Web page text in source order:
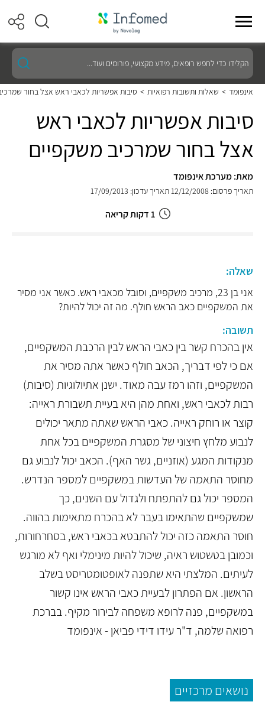
הקלידו
כדי
לחפש
רופאים,
מידע
פורומים
ועוד...
אינפומד > שאלות ותשובות רפואיות > סיבות אפשריות לכאבי ראש אצל בחור
סיבות אפשריות לכאבי ראש
אצל בחור שמרכיב משקפיים
מאת: מערכת אינפומד
תאריך פרסום: 12/12/2008 תאריך עדכון: 17/09/2013
1 דקות קריאה
שאלה:
אני בן 23, מרכיב משקפיים, וסובל מכאבי ראש. כאשר אני מסיר
את המשקפיים כאב הראש חולף. מה זה יכול להיות?
תשובה:
אין בהכרח קשר בין כאבי הראש לבין הרכבת המשקפיים,
אם כי לפי דבריך, הכאב חולף כאשר אתה מסיר את
המשקפיים, וזהו רמז עבה מאוד. ישנן אתיולוגיות (סיבות)
רבות לכאבי ראש, ואחת מהן היא בעיית תשבורת ראייה:
קוצר או רוחק ראייה. כאבי הראש שאתה מתאר יכולים
לנבוע מלחץ חיצוני של מסגרת המשקפיים בכל אחת
מנקודות המגע (אוזניים, גשר האף). הכאב יכול לנבוע גם
מחוסר התאמה של העדשות במשקפיים למספר הנדרש.
המספר יכול גם להתפתח ולגדול עם השנים, כך
שמשקפיים שהתאימו בעבר לא בהכרח מתאימות בהווה.
חוסר התאמה כזה יכול להתבטא בכאבי ראש, בסחרחורות,
וכמובן בטשטוש ראיה, שיכול להיות מינימלי ואף לא מורגש
לעיתים. המלצתי היא שתפנה לאופטומטריסט בשלב
הראשון. אם הפתרון לבעיית כאבי הראש אינו קשור
במשקפיים, פנה לרופא משפחה לבירור מקיף. בברכת
רפואה שלמה, ד"ר עידו דידי פביאן - אינפומד
נושאים מרכזיים